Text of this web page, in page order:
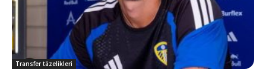
Transfer täzelikleri